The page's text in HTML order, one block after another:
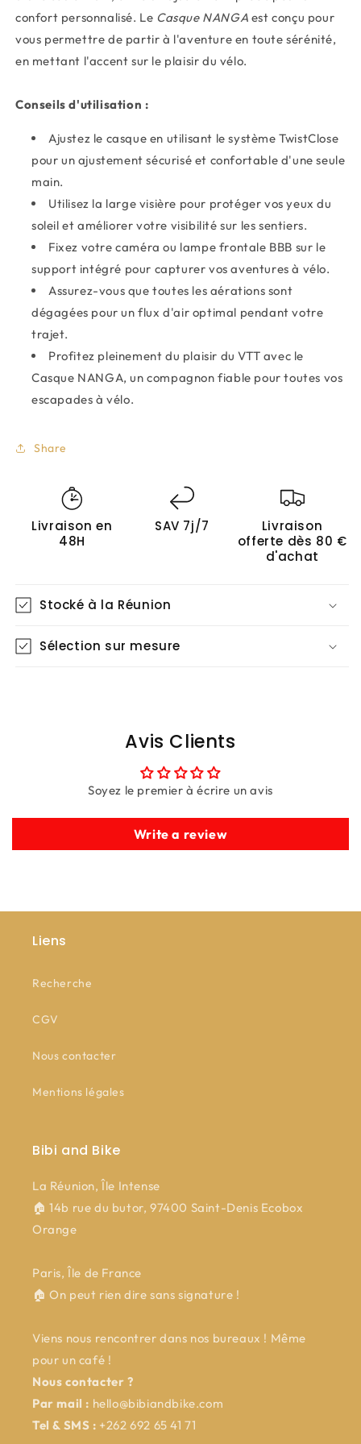
confort personnalisé. Le Casque NANGA est conçu pour
vous permettre de partir à l'aventure en toute sérénité,
en mettant l'accent sur le plaisir du vélo.
Conseils d'utilisation :
Ajustez le casque en utilisant le système TwistClose
pour un ajustement sécurisé et confortable d'une seule
main.
Utilisez la large visière pour protéger vos yeux du
soleil et améliorer votre visibilité sur les sentiers.
Fixez votre caméra ou lampe frontale BBB sur le
support intégré pour capturer vos aventures à vélo.
Assurez-vous que toutes les aérations sont
dégagées pour un flux d'air optimal pendant votre
trajet.
Profitez pleinement du plaisir du VTT avec le
Casque NANGA, un compagnon fiable pour toutes vos
escapades à vélo.
Share
Livraison en
48H
SAV 7j/7
Livraison
offerte dès 80 €
d'achat
Stocké à la Réunion
Sélection sur mesure
Avis Clients
Soyez le premier à écrire un avis
Write a review
Liens
Recherche
CGV
Nous contacter
Mentions légales
Bibi and Bike
La Réunion, Île Intense
🏠 14b rue du butor, 97400 Saint-Denis Ecobox
Orange
Paris, Île de France
🏠 On peut rien dire sans signature !
Viens nous rencontrer dans nos bureaux ! Même
pour un café !
Nous contacter ?
Par mail : hello@bibiandbike.com
Tel & SMS : +262 692 65 41 71